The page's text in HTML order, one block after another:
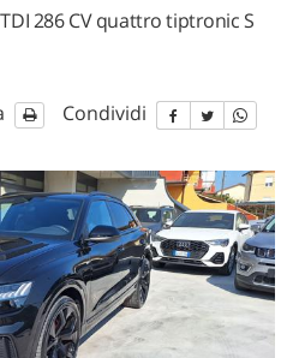
286 CV quattro tiptronic S
Condividi